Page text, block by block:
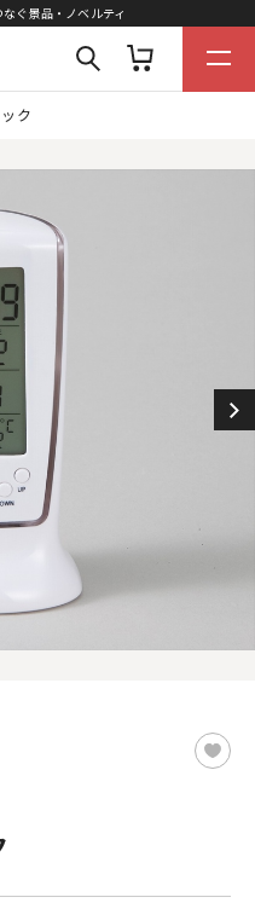
ぐ景品・ノベルティ
ク